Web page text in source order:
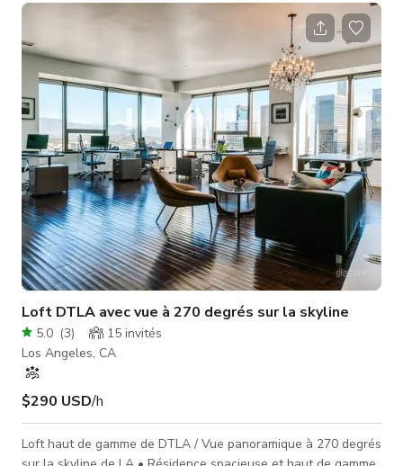
à la journée. Une location minimale de trois heures s'applique
généralement. Les journées durent 9 heures de 8h à 17h, du
lundi au vendredi. Les tarifs du week-end et en soirée sont
plus élevés. Des tarifs réduits sont disponibles pour les
Loft DTLA avec vue à 270 degrés sur la skyline
5.0 (3) 15 invités
Los Angeles, CA
$290 USD/h
Loft haut de gamme de DTLA / Vue panoramique à 270 degrés